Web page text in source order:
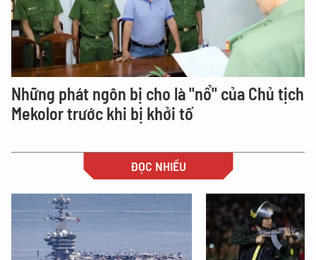
Những phát ngôn bị cho là "nổ" của Chủ tịch
Mekolor trước khi bị khởi tố
ĐỌC NHIỀU